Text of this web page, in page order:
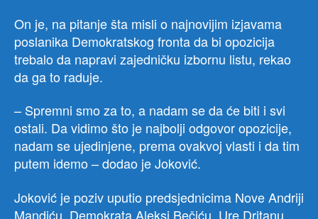
On je, na pitanje šta misli o najnovijim izjavama
poslanika Demokratskog fronta da bi opozicija
trebalo da napravi zajedničku izbornu listu, rekao
da ga to raduje.
– Spremni smo za to, a nadam se da će biti i svi
ostali. Da vidimo što je najbolji odgovor opozicije,
nadam se ujedinjene, prema ovakvoj vlasti i da tim
putem idemo – dodao je Joković.
Joković je poziv uputio predsjednicima Nove Andriji
Mandiću, Demokrata Aleksi Bečiću, Ure Dritanu